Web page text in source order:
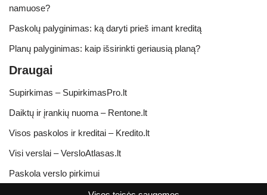
namuose?
Paskolų palyginimas: ką daryti prieš imant kreditą
Planų palyginimas: kaip išsirinkti geriausią planą?
Draugai
Supirkimas – SupirkimasPro.lt
Daiktų ir įrankių nuoma – Rentone.lt
Visos paskolos ir kreditai – Kredito.lt
Visi verslai – VersloAtlasas.lt
Paskola verslo pirkimui